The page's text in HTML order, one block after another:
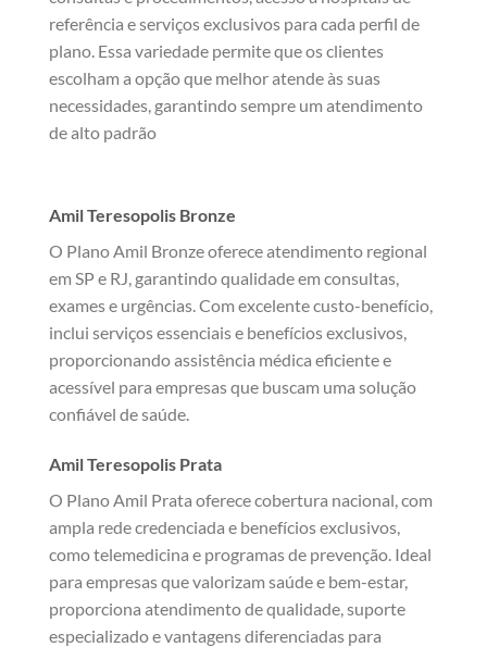
referência e serviços exclusivos para cada perfil de
plano. Essa variedade permite que os clientes
escolham a opção que melhor atende às suas
necessidades, garantindo sempre um atendimento
de alto padrão
Amil Teresopolis Bronze
O Plano Amil Bronze oferece atendimento regional
em SP e RJ, garantindo qualidade em consultas,
exames e urgências. Com excelente custo-benefício,
inclui serviços essenciais e benefícios exclusivos,
proporcionando assistência médica eficiente e
acessível para empresas que buscam uma solução
confiável de saúde.
Amil Teresopolis Prata
O Plano Amil Prata oferece cobertura nacional, com
ampla rede credenciada e benefícios exclusivos,
como telemedicina e programas de prevenção. Ideal
para empresas que valorizam saúde e bem-estar,
proporciona atendimento de qualidade, suporte
especializado e vantagens diferenciadas para